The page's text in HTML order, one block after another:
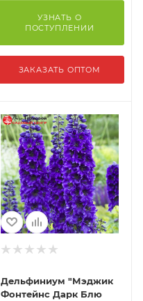
УЗНАТЬ О
ПОСТУПЛЕНИИ
ЗАКАЗАТЬ ОПТОМ
Дельфиниум "Мэджик
Фонтейнс Дарк Блю